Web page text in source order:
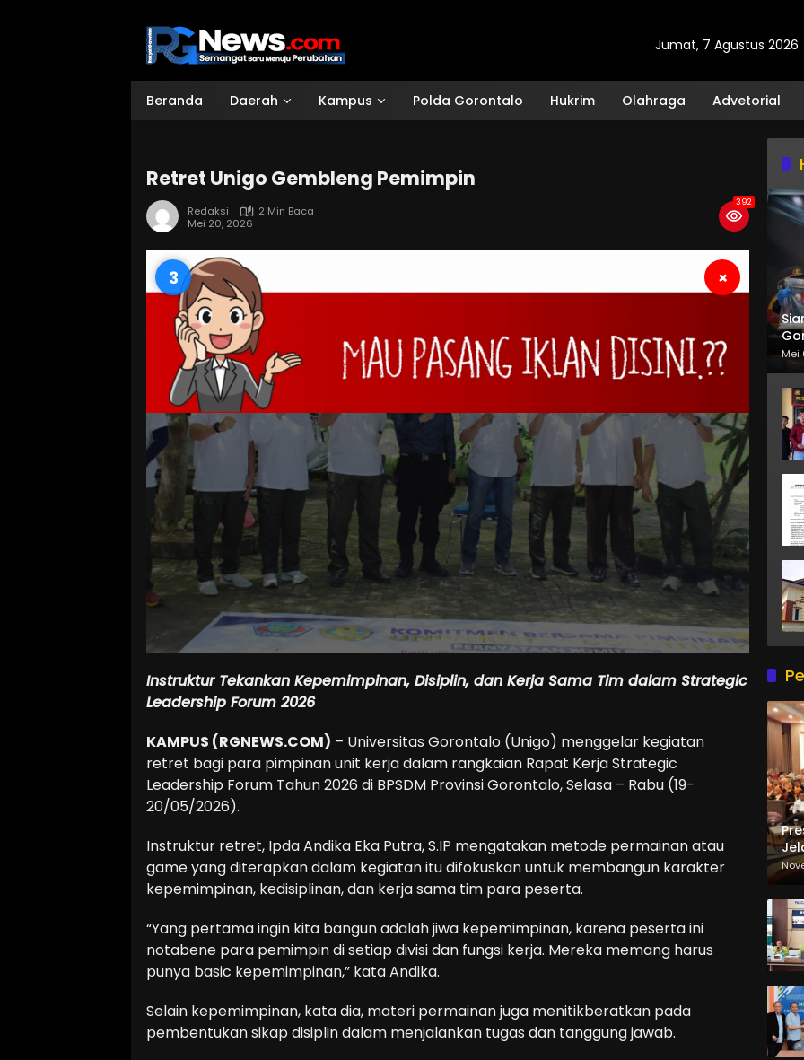
Jumat, 7 Agustus 2026
Beranda Daerah Kampus Polda Gorontalo Hukrim Olahraga Advetorial
Retret Unigo Gembleng Pemimpin
Redaksi
2 Min Baca
Mei 20, 2026
392
2 ×
Instruktur Tekankan Kepemimpinan, Disiplin, dan Kerja Sama Tim dalam Strategic
Leadership Forum 2026
KAMPUS (RGNEWS.COM) – Universitas Gorontalo (Unigo) menggelar kegiatan
retret bagi para pimpinan unit kerja dalam rangkaian Rapat Kerja Strategic
Leadership Forum Tahun 2026 di BPSDM Provinsi Gorontalo, Selasa – Rabu (19-
20/05/2026).
Instruktur retret, Ipda Andika Eka Putra, S.IP mengatakan metode permainan atau
game yang diterapkan dalam kegiatan itu difokuskan untuk membangun karakter
kepemimpinan, kedisiplinan, dan kerja sama tim para peserta.
“Yang pertama ingin kita bangun adalah jiwa kepemimpinan, karena peserta ini
notabene para pemimpin di setiap divisi dan fungsi kerja. Mereka memang harus
punya basic kepemimpinan,” kata Andika.
Selain kepemimpinan, kata dia, materi permainan juga menitikberatkan pada
pembentukan sikap disiplin dalam menjalankan tugas dan tanggung jawab.
Mei